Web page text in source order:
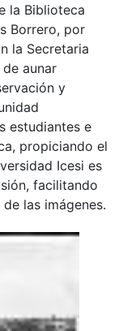
la Biblioteca
Borrero, por
la Secretaria
aunar
y
estudiantes e
propiciando el
Icesi es
facilitando
las imágenes.